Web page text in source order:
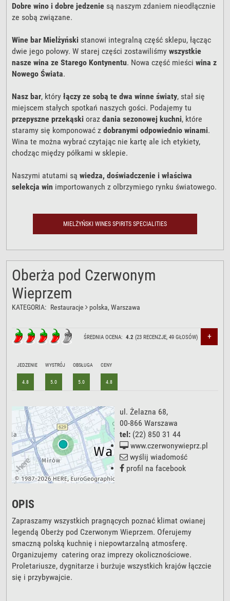
Dobre wino i dobre jedzenie są naszym zdaniem nieodłącznie
ze sobą związane.
Wine bar Mielżyński stanowi integralną część sklepu, łącząc
dwie jego połowy. W starej części zostawiliśmywszystkie
nasze wina ze Starego Kontynentu. Nowa część mieściwina z
Nowego Świata.
Nasz bar, któryłączy ze sobą te dwa winne światy, stał się
miejscem stałych spotkań naszych gości. Podajemy tu
przepyszne przekąski orazdania sezonowej kuchni, które
staramy się komponować zdobranymi odpowiednio winami.
Wina te można wybrać czytając nie kartę ale ich etykiety,
chodząc między półkami w sklepie.
Naszymi atutami sąwiedza, doświadczenie i właściwa
selekcja win importowanych z olbrzymiego rynku światowego.
winiarska stworzył dla Państwaautorską listę win
wciąż pojawiają się nowe, ciekawe pozycje.
MIELŻYŃSKI WINES SPIRITS SPECIALITIES
Oberża pod Czerwonym
Wieprzem
KATEGORIA: Restauracje polska, Warszawa
ŚREDNIA OCENA:4.2 (23 RECENZJE,49 GŁOSÓW) +
JEDZENIE
4.8
WYSTRÓJ
5.0
OBSŁUGA
5.0
CENY
4.8
ul. Żelazna 68,
00-866 Warszawa
tel: (22) 850 31 44
www.czerwonywieprz.pl
wyślij wiadomość
profil na facebook
OPIS
Zapraszamy wszystkich pragnących poznać klimat owianej
legendą Oberży pod Czerwonym Wieprzem. Oferujemy
smaczną polską kuchnię i niepowtarzalną atmosferę.
Organizujemy catering oraz imprezy okolicznościowe.
Proletariusze, dygnitarze i burżuje wszystkich krajów łączcie
się i przybywajcie.